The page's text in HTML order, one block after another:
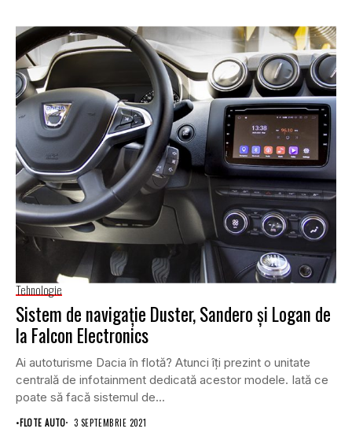
Tehnologie
Sistem de navigație Duster, Sandero și Logan de
la Falcon Electronics
Ai autoturisme Dacia în flotă? Atunci îți prezint o unitate
centrală de infotainment dedicată acestor modele. Iată ce
poate să facă sistemul de...
•FLOTE AUTO 3 SEPTEMBRIE 2021